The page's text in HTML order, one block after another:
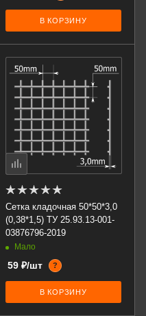
В КОРЗИНУ
Сетка кладочная 50*50*3,0
(0,38*1,5) ТУ 25.93.13-001-
03876796-2019
Мало
59 ₽/шт ?
В КОРЗИНУ